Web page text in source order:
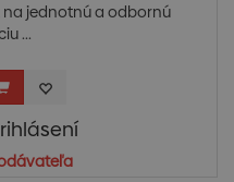
jednotnú a odbornú
...